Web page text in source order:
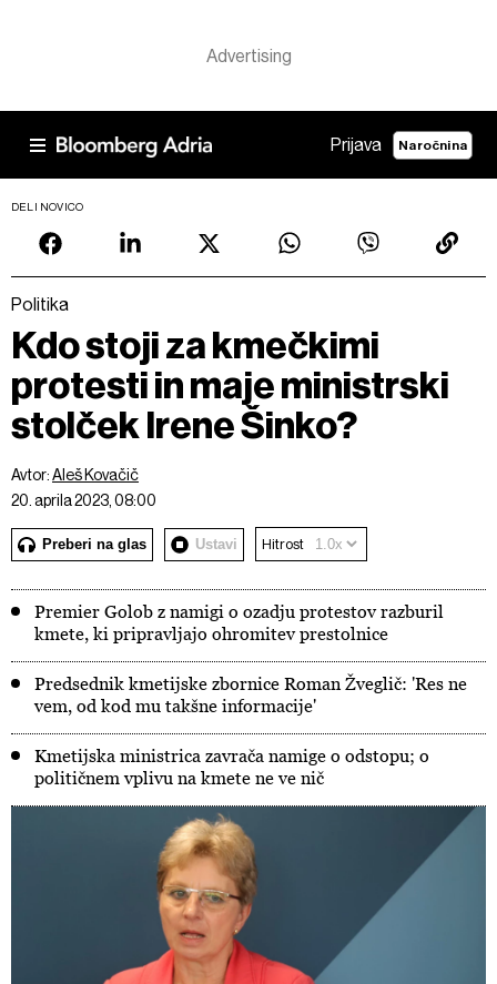
Prijava Naročnina
DELI NOVICO
Politika
Kdo stoji za kmečkimi
protesti in maje ministrski
stolček Irene Šinko?
Avtor:Aleš Kovačič
20. aprila 2023, 08:00
Preberi na glas Ustavi Hitrost
Premier Golob z namigi o ozadju protestov razburil
kmete, ki pripravljajo ohromitev prestolnice
Predsednik kmetijske zbornice Roman Žveglič: 'Res ne
vem, od kod mu takšne informacije'
Kmetijska ministrica zavrača namige o odstopu; o
političnem vplivu na kmete ne ve nič